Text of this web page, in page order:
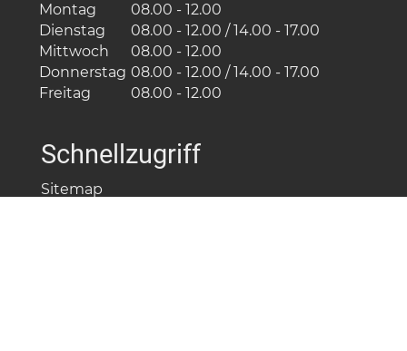
Montag
08.00 - 12.00
Dienstag
08.00 - 12.00 / 14.00 - 17.00
Mittwoch
08.00 - 12.00
Donnerstag 08.00 - 12.00 / 14.00 - 17.00
Freitag
08.00 - 12.00
Schnellzugriff
Sitemap